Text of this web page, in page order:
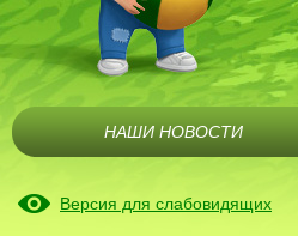
Версия для слабовидящих
НАШИ НОВОСТИ